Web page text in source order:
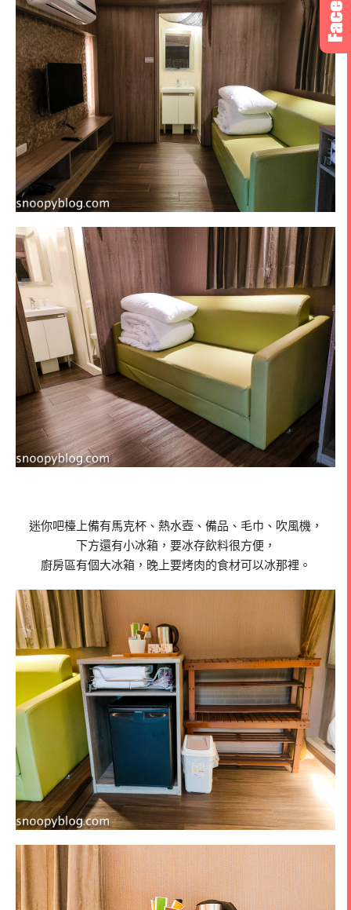
迷你吧檯上備有馬克杯、熱水壺、備品、毛巾、吹風機，
下方還有小冰箱，要冰存飲料很方便，
廚房區有個大冰箱，晚上要烤肉的食材可以冰那裡。